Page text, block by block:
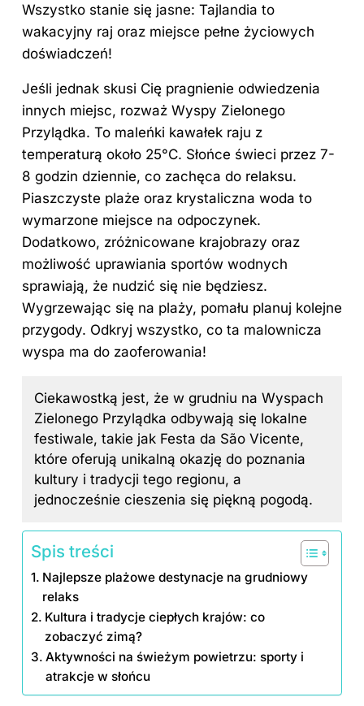
Wszystko stanie się jasne: Tajlandia to
wakacyjny raj oraz miejsce pełne życiowych
doświadczeń!
Jeśli jednak skusi Cię pragnienie odwiedzenia
innych miejsc, rozważ Wyspy Zielonego
Przylądka. To maleńki kawałek raju z
temperaturą około 25°C. Słońce świeci przez 7-
8 godzin dziennie, co zachęca do relaksu.
Piaszczyste plaże oraz krystaliczna woda to
wymarzone miejsce na odpoczynek.
Dodatkowo, zróżnicowane krajobrazy oraz
możliwość uprawiania sportów wodnych
sprawiają, że nudzić się nie będziesz.
Wygrzewając się na plaży, pomału planuj kolejne
przygody. Odkryj wszystko, co ta malownicza
wyspa ma do zaoferowania!
Ciekawostką jest, że w grudniu na Wyspach
Zielonego Przylądka odbywają się lokalne
festiwale, takie jak Festa da São Vicente,
które oferują unikalną okazję do poznania
kultury i tradycji tego regionu, a
jednocześnie cieszenia się piękną pogodą.
Spis treści
Najlepsze plażowe destynacje na grudniowy
relaks
Kultura i tradycje ciepłych krajów: co
zobaczyć zimą?
Aktywności na świeżym powietrzu: sporty i
atrakcje w słońcu